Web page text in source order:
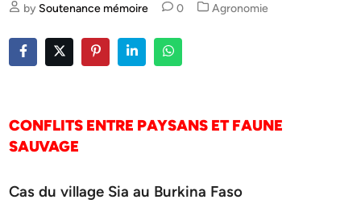
by Soutenance mémoire 0
Posted
Agronomie
CONFLITS ENTRE PAYSANS ET FAUNE
SAUVAGE
Cas du village Sia au Burkina Faso